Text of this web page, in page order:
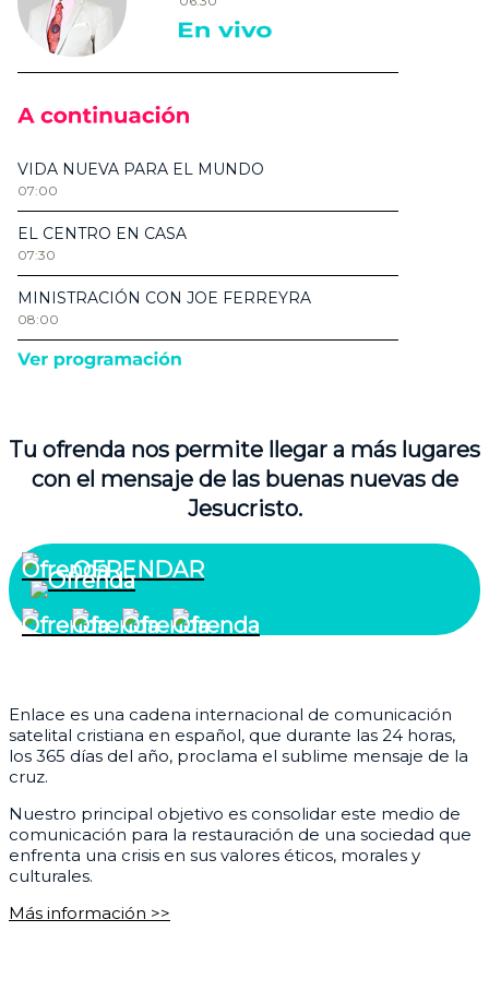
Tu ofrenda nos permite llegar a más lugares
con el mensaje de las buenas nuevas de
Jesucristo.
OFRENDAR
Enlace es una cadena internacional de comunicación
satelital cristiana en español, que durante las 24 horas,
los 365 días del año, proclama el sublime mensaje de la
cruz.
Nuestro principal objetivo es consolidar este medio de
comunicación para la restauración de una sociedad que
enfrenta una crisis en sus valores éticos, morales y
culturales.
Más información >>